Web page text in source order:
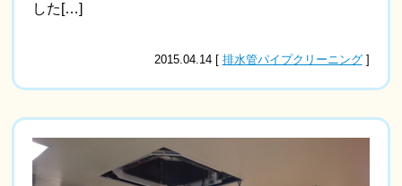
した[…]
2015.04.14 [ 排水管パイプクリーニング]